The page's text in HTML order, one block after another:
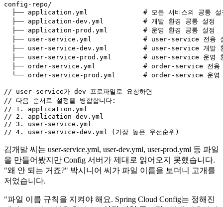
config-repo/
├── application.yml              # 모든 서비스의 공통 설
  ├── application-dev.yml          # 개발 환경 공통 설정
  ├── application-prod.yml         # 운영 환경 공통 설정
├── user-service.yml             # user-service 전용
├── user-service-dev.yml         # user-service 개발
├── user-service-prod.yml        # user-service 운영
├── order-service.yml            # order-service 전용
└── order-service-prod.yml       # order-service 운영
// user-service가 dev 프로파일로 요청하면
// 다음 순서로 설정을 병합합니다:
// 1. application.yml
// 2. application-dev.yml
// 3. user-service.yml
// 4. user-service-dev.yml (가장 높은 우선순위)
김개발 씨는 user-service.yml, user-dev.yml, user-prod.yml 등 파일
을 만들어봤지만 Config 서버가 제대로 읽어오지 못했습니다.
"왜 안 되는 거죠?" 박시니어 씨가 파일 이름을 보더니 고개를
저었습니다.
"파일 이름 규칙을 지켜야 해요. Spring Cloud Config는 정해진